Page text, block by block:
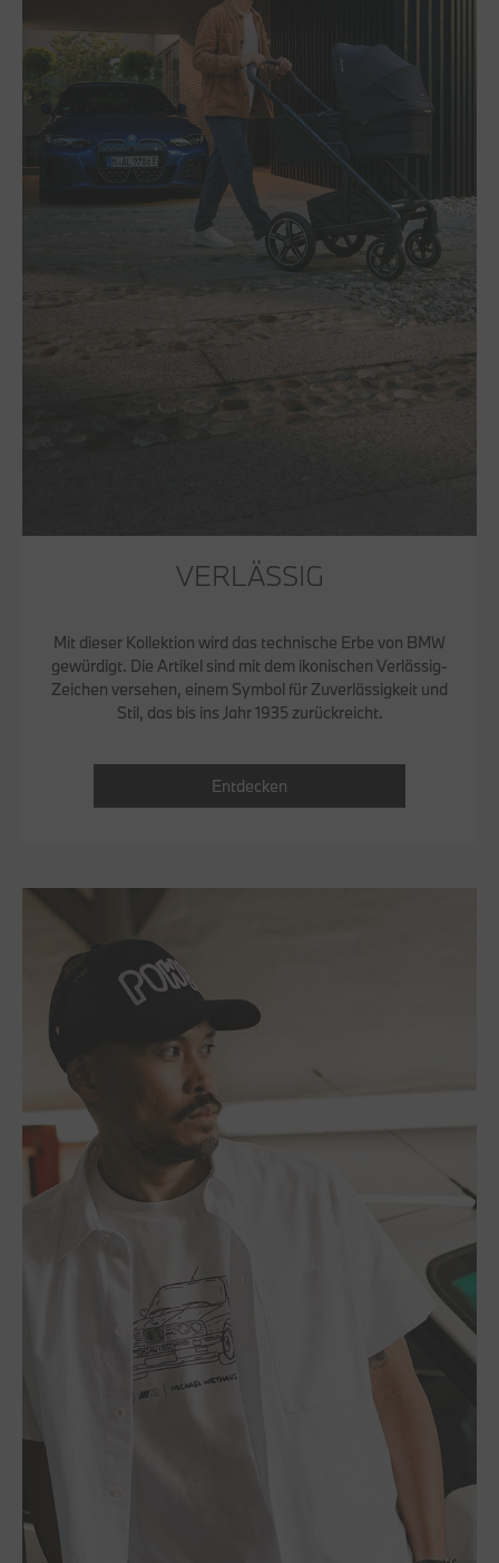
VERLÄSSIG
Mit dieser Kollektion wird das technische Erbe von BMW
gewürdigt. Die Artikel sind mit dem ikonischen Verlässig-
Zeichen versehen, einem Symbol für Zuverlässigkeit und
Stil, das bis ins Jahr 1935 zurückreicht.
Entdecken